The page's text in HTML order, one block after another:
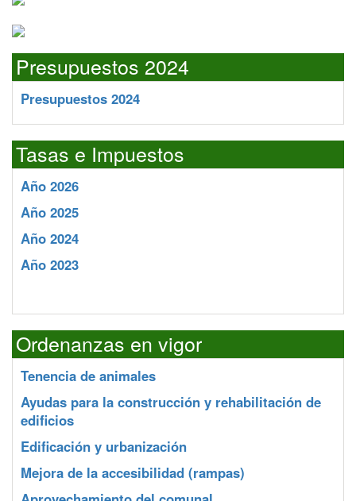
Presupuestos 2024
Presupuestos 2024
Tasas e Impuestos
Año 2026
Año 2025
Año 2024
Año 2023
Ordenanzas en vigor
Tenencia de animales
Ayudas para la construcción y rehabilitación de
edificios
Edificación y urbanización
Mejora de la accesibilidad (rampas)